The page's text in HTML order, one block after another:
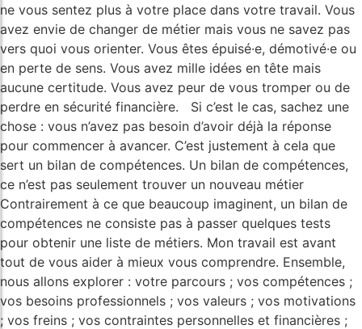
ne vous sentez plus à votre place dans votre travail. Vous
avez envie de changer de métier mais vous ne savez pas
vers quoi vous orienter. Vous êtes épuisé·e, démotivé·e ou
en perte de sens. Vous avez mille idées en tête mais
aucune certitude. Vous avez peur de vous tromper ou de
perdre en sécurité financière. Si c’est le cas, sachez une
chose : vous n’avez pas besoin d’avoir déjà la réponse
pour commencer à avancer. C’est justement à cela que
sert un bilan de compétences. Un bilan de compétences,
ce n’est pas seulement trouver un nouveau métier
Contrairement à ce que beaucoup imaginent, un bilan de
compétences ne consiste pas à passer quelques tests
pour obtenir une liste de métiers. Mon travail est avant
tout de vous aider à mieux vous comprendre. Ensemble,
nous allons explorer : votre parcours ; vos compétences ;
vos besoins professionnels ; vos valeurs ; vos motivations
; vos freins ; vos contraintes personnelles et financières ;